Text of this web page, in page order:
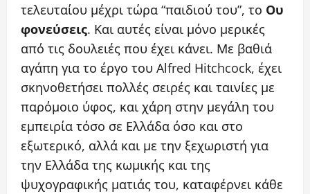
τελευταίου μέχρι τώρα “παιδιού του”, το Ου
φονεύσεις. Και αυτές είναι μόνο μερικές
από τις δουλειές που έχει κάνει. Με βαθιά
αγάπη για το έργο του Alfred Hitchcock, έχει
σκηνοθετήσει πολλές σειρές και ταινίες με
παρόμοιο ύφος, και χάρη στην μεγάλη του
εμπειρία τόσο σε Ελλάδα όσο και στο
εξωτερικό, αλλά και με την ξεχωριστή για
την Ελλάδα της κωμικής και της
ψυχογραφικής ματιάς του, καταφέρνει κάθε